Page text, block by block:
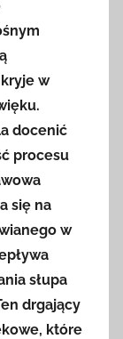
w
docenić
procesu
się na
w
słupa
drgający
które